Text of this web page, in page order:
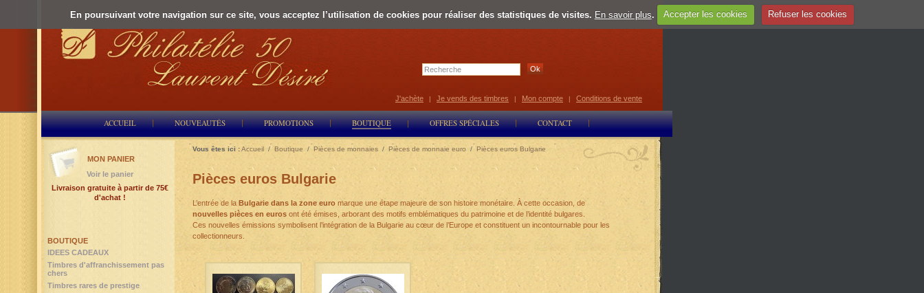
En poursuivant votre navigation sur ce site, vous acceptez l’utilisation de cookies pour réaliser des statistiques de visites. En savoir plus. Accepter les cookies Refuser les cookies
ACCUEIL NOUVEAUTÉS PROMOTIONS BOUTIQUE OFFRES SPÉCIALES CONTACT
J'achète | Je vends des timbres | Mon compte | Conditions de vente
Vous êtes ici :Accueil / Boutique / Pièces de monnaies / Pièces de monnaie euro / Pièces euros Bulgarie
Pièces euros Bulgarie
L’entrée de la Bulgarie dans la zone euro marque une étape majeure de son histoire monétaire. À cette occasion, de
nouvelles pièces en euros ont été émises, arborant des motifs emblématiques du patrimoine et de l’identité bulgares.
Ces nouvelles émissions symbolisent l’intégration de la Bulgarie au cœur de l’Europe et constituent un incontournable pour les
collectionneurs.
BOUTIQUE
IDEES CADEAUX
Timbres d'affranchissement pas
chers
Timbres rares de prestige
MON PANIER
Voir le panier
Livraison gratuite à partir de 75€
d'achat !